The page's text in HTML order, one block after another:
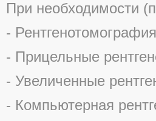
При необходимости
-
- Прицельные
- Увеличенные
- Компьютерная